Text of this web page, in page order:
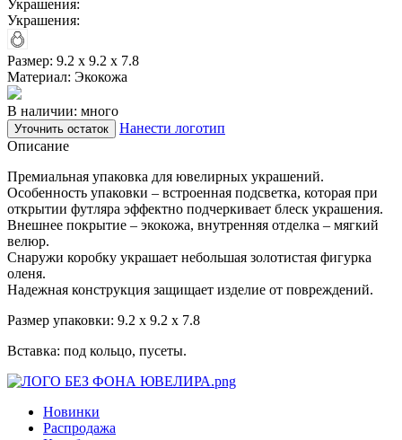
Украшения:
Украшения:
Размер: 9.2 х 9.2 х 7.8
Материал: Экокожа
В наличии: много
Уточнить остаток
Нанести логотип
Описание
Премиальная упаковка для ювелирных украшений.
Особенность упаковки – встроенная подсветка, которая при
открытии футляра эффектно подчеркивает блеск украшения.
Внешнее покрытие – экокожа, внутренняя отделка – мягкий
велюр.
Снаружи коробку украшает небольшая золотистая фигурка
оленя.
Надежная конструкция защищает изделие от повреждений.
Размер упаковки: 9.2 х 9.2 х 7.8
Вставка: под кольцо, пусеты.
Новинки
Распродажа